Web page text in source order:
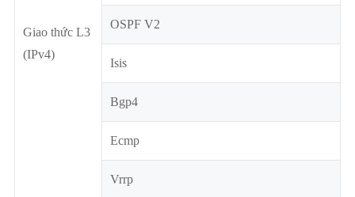
Giao thức L3
(IPv4)
OSPF V2
Isis
Bgp4
Ecmp
Vrrp